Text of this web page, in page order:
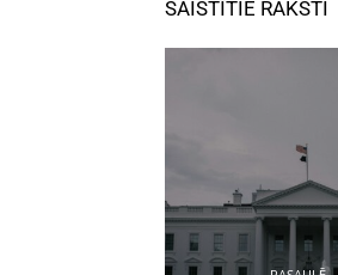
SAISTĪTIE RAKSTI